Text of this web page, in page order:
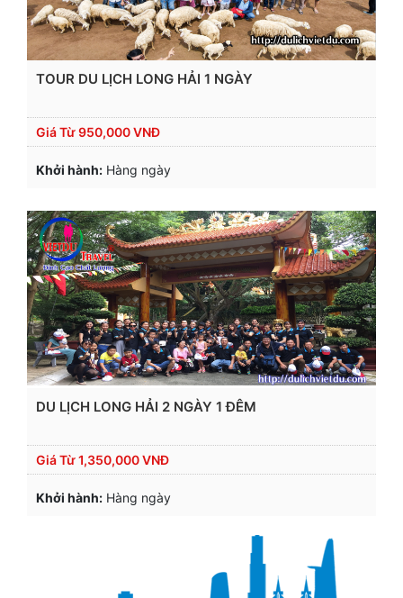
TOUR DU LỊCH LONG HẢI 1 NGÀY
Giá Từ950,000 VNĐ
Khởi hành: Hàng ngày
DU LỊCH LONG HẢI 2 NGÀY 1 ĐÊM
Giá Từ1,350,000 VNĐ
Khởi hành: Hàng ngày